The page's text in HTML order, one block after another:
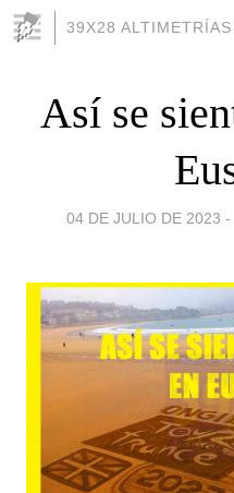
39X28 ALTIMETRÍAS
Así se
04 DE JULIO DE 2023